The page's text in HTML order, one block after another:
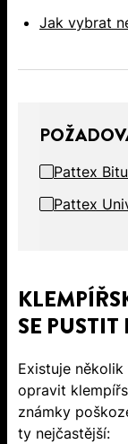
Jak vybrat
SE
Existuje
opravit
známky
ty nejčastější:
Pattex
Pattex